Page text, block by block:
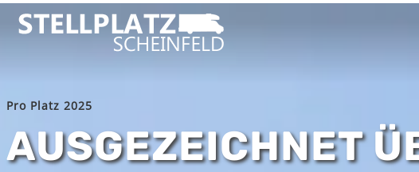
Pro Platz 2025
AUSGEZEICHNET